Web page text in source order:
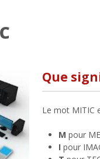
Que
Le mot MITIC
M pour
I pour